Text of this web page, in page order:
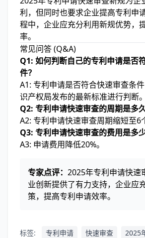
利，但同时也要求企业提高专利申
程中，企业应充分利用新规优势，
率。
常见问答 (Q&A)
Q1: 如何判断自己的专利申请是否
件？
A1: 专利申请是否符合快速审查条
识产权局发布的最新标准进行判断。
Q2: 专利申请快速审查的周期是多久
A2: 专利申请快速审查周期缩短至6
Q3: 专利申请快速审查的费用是多少
A3: 申请费用降低20%。
专家点评： 2025年专利申请快速
业创新提供了有力支持，企业应
策，提高专利申请效率。
标签: 专利申请 快速审查
2025